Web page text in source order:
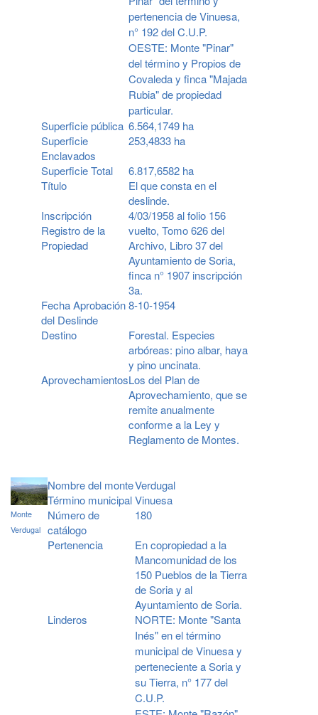
pertenencia de Vinuesa,
n° 192 del C.U.P.
OESTE: Monte "Pinar"
del término y Propios de
Covaleda y finca "Majada
Rubia" de propiedad
particular.
Superficie pública 6.564,1749 ha
Superficie
Enclavados
253,4833 ha
Superficie Total
6.817,6582 ha
Título
El que consta en el
deslinde.
Inscripción
Registro de la
Propiedad
4/03/1958 al folio 156
vuelto, Tomo 626 del
Archivo, Libro 37 del
Ayuntamiento de Soria,
finca n° 1907 inscripción
3a.
Fecha Aprobación
del Deslinde
8-10-1954
Destino
Forestal. Especies
arbóreas: pino albar, haya
y pino uncinata.
AprovechamientosLos del Plan de
Aprovechamiento, que se
remite anualmente
conforme a la Ley y
Reglamento de Montes.
Monte
Verdugal
Nombre del monteVerdugal
Término municipalVinuesa
Número de
catálogo
180
Pertenencia
En copropiedad a la
Mancomunidad de los
150 Pueblos de la Tierra
de Soria y al
Ayuntamiento de Soria.
Linderos
NORTE: Monte "Santa
Inés" en el término
municipal de Vinuesa y
perteneciente a Soria y
su Tierra, n° 177 del
C.U.P.